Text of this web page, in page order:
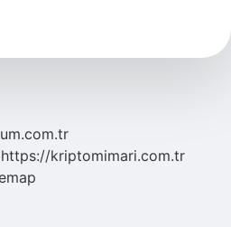
https://kriptomimari.com.tr